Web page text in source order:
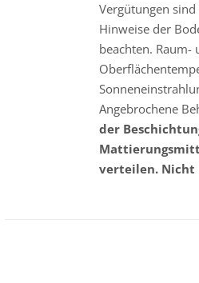
Vergütungen
Hinweise der
beachten. Raum-
Angebrochene
der
verteilen. Nicht